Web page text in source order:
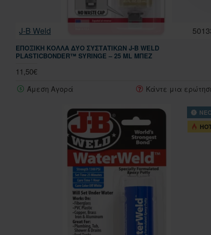
J-B Weld
ΕΠΟΞΙΚΉ ΚΌΛΛΑ ΔΎΟ ΣΥΣΤΑΤΙΚΏΝ J-B WELD
PLASTICBONDER™ SYRINGE – 25 ML ΜΠΕΖ
11,50€
Άμεση Αγορά Κάντε μια